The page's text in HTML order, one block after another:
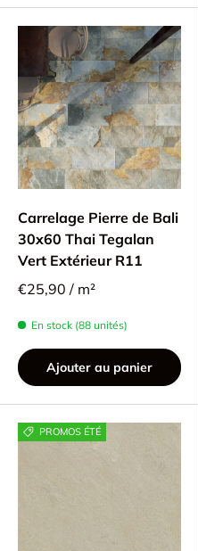
Carrelage Pierre de Bali
30x60 Thai Tegalan
Vert Extérieur R11
€25,90 / m²
En stock (88 unités)
Ajouter au panier
PROMOS ÉTÉ